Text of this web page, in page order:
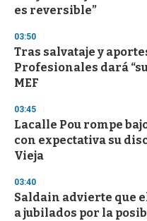
3
s
e
c
o
n
es reversible”
03:50
Tras salvataje y
Profesionales dará
MEF
03:45
Lacalle Pou rompe
con expectativa su
Vieja
03:40
Saldain advierte que
a jubilados por la